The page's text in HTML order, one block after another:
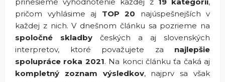
pričom vyhlásime aj TOP 20 najúspešnejších v
každej z nich. V dnešnom článku sa pozrieme na
spoločné
skladby českých a aj slovenských
interpretov, ktoré považujete za najlepšie
spolupráce roka 2021. Na konci článku ťa čaká aj
kompletný zoznam výsledkov, najprv sa však